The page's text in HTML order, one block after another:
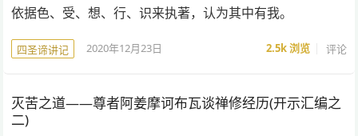
依据色、受、想、行、识来执著，认为其中有我。
四圣谛讲记 2020年12月23日 2.5k浏览 评论
灭苦之道——尊者阿姜摩诃布瓦谈禅修经历(开示汇编之
二)